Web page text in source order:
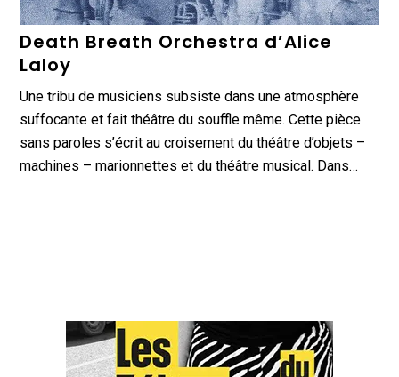
Death Breath Orchestra d’Alice
Laloy
Une tribu de musiciens subsiste dans une atmosphère
suffocante et fait théâtre du souffle même. Cette pièce
sans paroles s’écrit au croisement du théâtre d’objets –
machines – marionnettes et du théâtre musical. Dans…